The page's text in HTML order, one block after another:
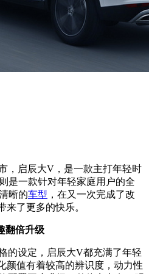
，启辰大V，是一款主打年轻时
是一款针对年轻家庭用户的全
晰的车型 ，在又一次完成了改
来了更多的快乐。
翻倍升级
的设定，启辰大V都充满了年轻
颜值有着较高的辨识度，动力性